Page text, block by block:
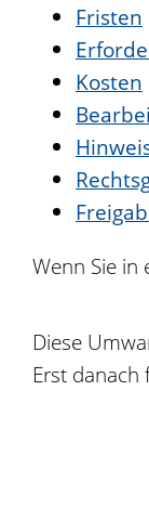
Fristen
Kosten
Wenn Sie in
Diese
Erst